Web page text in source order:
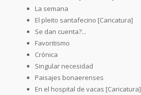
La semana
El pleito santafecino [Caricatura]
Se dan cuenta?...
Favoritismo
Crónica
Singular necesidad
Paisajes bonaerenses
En el hospital de vacas [Caricatura]